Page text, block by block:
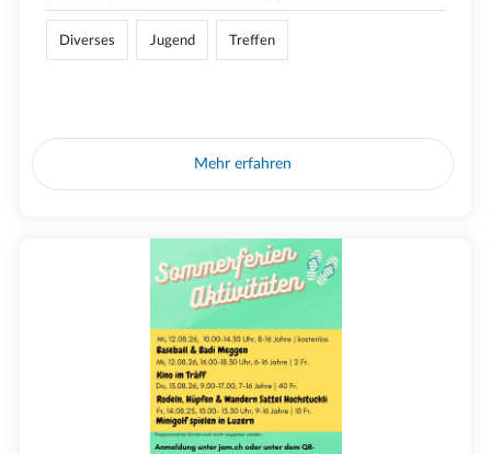
Diverses Jugend Treffen
Mehr erfahren